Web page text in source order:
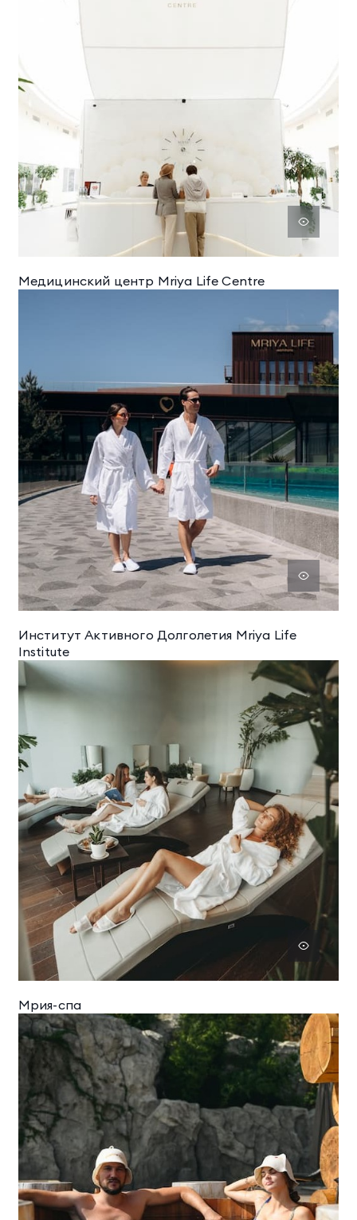
Медицинский центр Mriya Life Centrе
Институт Активного Долголетия Mriya Life
Institute
Мрия-спа